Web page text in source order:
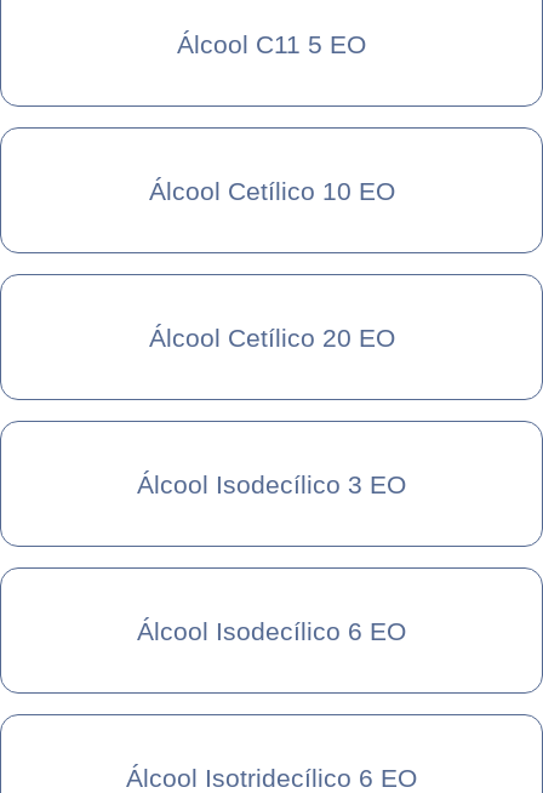
Álcool C11 5 EO
Álcool Cetílico 10 EO
Álcool Cetílico 20 EO
Álcool Isodecílico 3 EO
Álcool Isodecílico 6 EO
Álcool Isotridecílico 6 EO